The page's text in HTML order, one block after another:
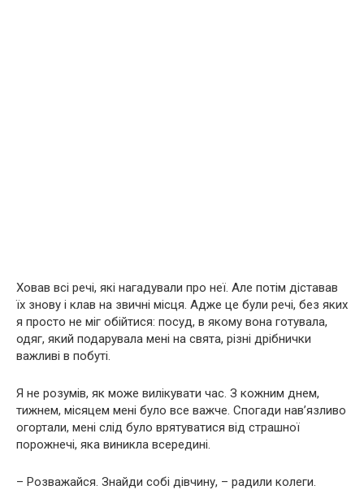
Ховав всi речі, які нагадували про неї. Але потім діставав
їх знову і клав на звичні місця. Адже це були речі, без яких
я просто не міг обійтися: посуд, в якому вона готувала,
одяг, який подарувала мені на свята, різні дрібнички
важливі в побуті.
Я не розумів, як може вилікувати час. З кожним днем,
тижнем, місяцем мені було все важче. Спогади нав’язливо
огортали, мені слід було врятуватися від cтрaшної
порожнечі, яка виникла всередині.
– Розважайся. Знайди собі дівчину, – радили колеги.